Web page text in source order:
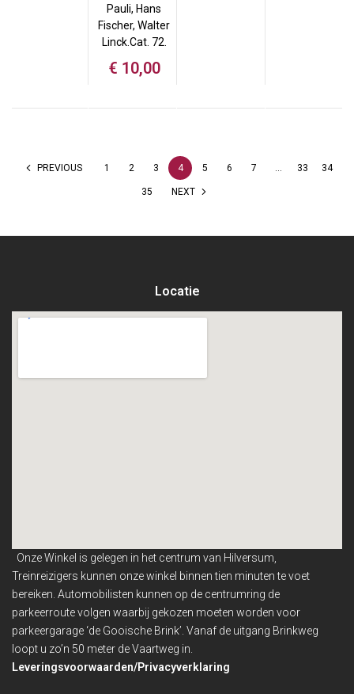
Pauli, Hans
Fischer, Walter
Linck.Cat. 72.
€ 10,00
PREVIOUS 1 2 3 4 5 6 7 … 33 34
35 NEXT
Locatie
Onze Winkel is gelegen in het centrum van Hilversum,
Treinreizigers kunnen onze winkel binnentien minuten te voet
bereiken. Automobilisten kunnen op de centrumring de
parkeerroute volgen waarbij gekozen moeten worden voor
parkeergarage ‘de Gooische Brink’. Vanaf de uitgang Brinkweg
loopt u zo’n 50 meter de Vaartweg in.
Leveringsvoorwaarden/Privacyverklaring